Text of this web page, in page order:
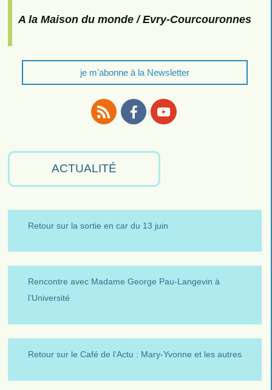
A la Maison du monde / Evry-Courcouronnes
je m'abonne à la Newsletter
ACTUALITÉ
Retour sur la sortie en car du 13 juin
Rencontre avec Madame George Pau-Langevin à
l’Université
Retour sur le Café de l’Actu : Mary-Yvonne et les autres